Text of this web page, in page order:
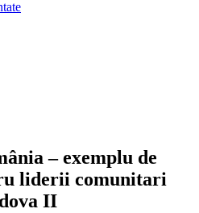
– exemplu de
liderii comunitari
II